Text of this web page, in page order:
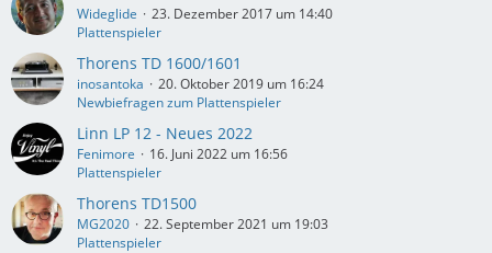
Wideglide
23. Dezember 2017 um 14:40
Plattenspieler
Thorens TD 1600/1601
inosantoka
20. Oktober 2019 um 16:24
Newbiefragen zum Plattenspieler
Linn LP 12 - Neues 2022
Fenimore
16. Juni 2022 um 16:56
Plattenspieler
Thorens TD1500
MG2020
22. September 2021 um 19:03
Plattenspieler